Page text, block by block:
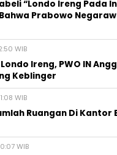
“Londo Ireng Pada
Prabowo
WIB
Ireng, PWO IN
Keblinger
WIB
Ruangan Di Kantor
WIB